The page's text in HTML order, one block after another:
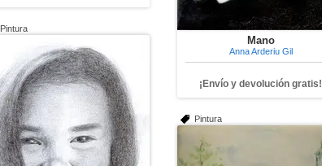
Mano
Anna Arderiu Gil
¡Envío y devolución gratis!
Pintura
Pintura